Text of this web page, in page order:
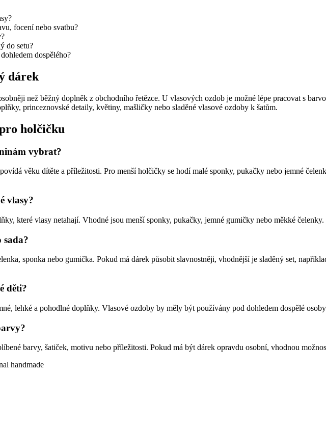
focení nebo svatbu?
do setu?
dospělého?
dárek
než běžný doplněk z obchodního řetězce. U vlasových ozdob je možné lépe pracovat s
princeznovské detaily, květiny, mašličky nebo sladěné vlasové ozdoby k šatům.
holčičku
vybrat?
věku dítěte a příležitosti. Pro menší holčičky se hodí malé sponky, pukačky nebo jemné
vlasy?
které vlasy netahají. Vhodné jsou menší sponky, pukačky, jemné gumičky nebo měkké
sada?
sponka nebo gumička. Pokud má dárek působit slavnostněji, vhodnější je sladěný set,
děti?
lehké a pohodlné doplňky. Vlasové ozdoby by měly být používány pod dohledem dospělé
barvy, šatiček, motivu nebo příležitosti. Pokud má být dárek opravdu osobní, vhodnou